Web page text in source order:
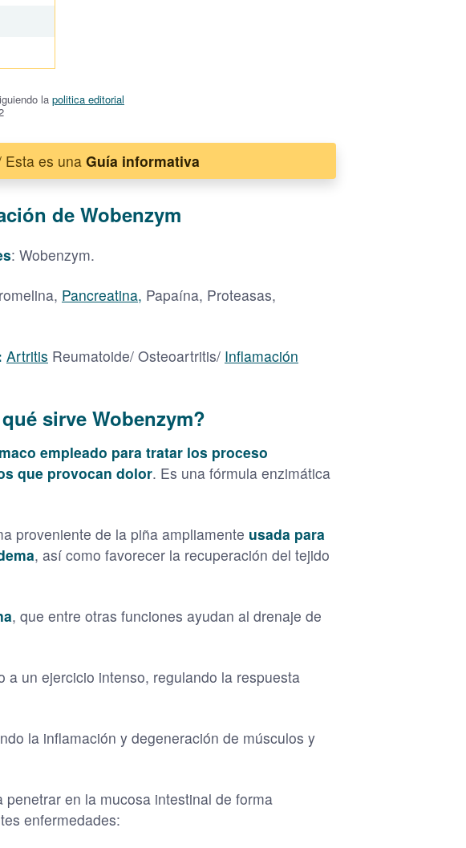
la politica editorial
Esta es una Guía informativa
de Wobenzym
: Wobenzym.
Pancreatina, Papaína, Proteasas,
Artritis Reumatoide/ Osteoartritis/ Inflamación
sirve Wobenzym?
empleado para tratar los proceso
que provocan dolor. Es una fórmula enzimática
proveniente de la piña ampliamente usada para
, así como favorecer la recuperación del tejido
, que entre otras funciones ayudan al drenaje de
un ejercicio intenso, regulando la respuesta
la inflamación y degeneración de músculos y
en la mucosa intestinal de forma
enfermedades: